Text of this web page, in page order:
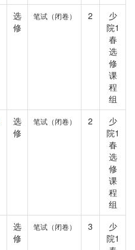
选
修
笔试（闭卷） 2
少
院1
春
选
修
课
程
组
选
修
笔试（闭卷） 2
少
院1
春
选
修
课
程
组
选
修
笔试（闭卷） 3
少
院1